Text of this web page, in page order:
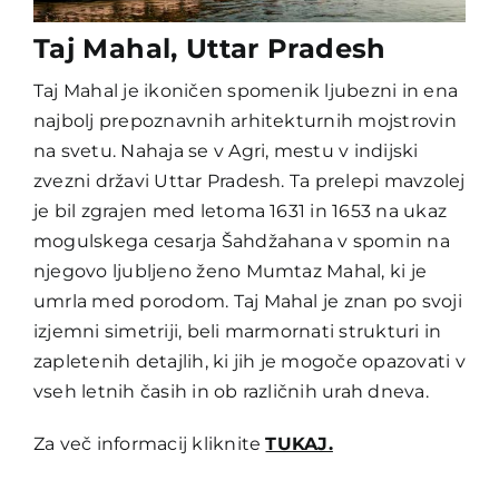
Taj Mahal, Uttar Pradesh
Taj Mahal je ikoničen spomenik ljubezni in ena
najbolj prepoznavnih arhitekturnih mojstrovin
na svetu. Nahaja se v Agri, mestu v indijski
zvezni državi Uttar Pradesh. Ta prelepi mavzolej
je bil zgrajen med letoma 1631 in 1653 na ukaz
mogulskega cesarja Šahdžahana v spomin na
njegovo ljubljeno ženo Mumtaz Mahal, ki je
umrla med porodom. Taj Mahal je znan po svoji
izjemni simetriji, beli marmornati strukturi in
zapletenih detajlih, ki jih je mogoče opazovati v
vseh letnih časih in ob različnih urah dneva.
Za več informacij klikniteTUKAJ.